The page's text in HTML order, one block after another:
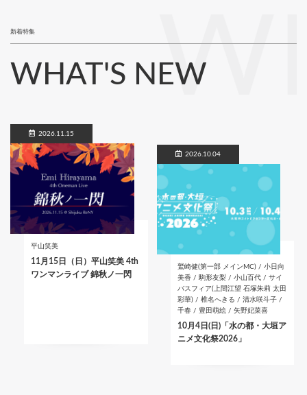
新着特集
WHAT'S NEW
2026.11.15
平山笑美
11月15日（日）平山笑美 4th
ワンマンライブ 錦秋ノ一閃
2026.10.04
鷲崎健(第一部 メインMC) / 小日向
美香 / 駒形友梨 / 小山百代 / サイ
バスフィア(上間江望 石塚朱莉 太田
彩華) / 椎名へきる / 清水咲斗子 /
千春 / 豊田萌絵 / 矢野妃菜喜
10月4日(日)「水の都・大垣ア
ニメ文化祭2026」